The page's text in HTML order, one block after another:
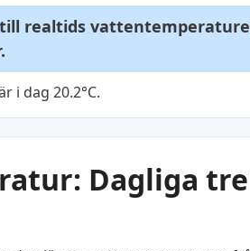
realtids
i dag 20.2°C.
Dagliga